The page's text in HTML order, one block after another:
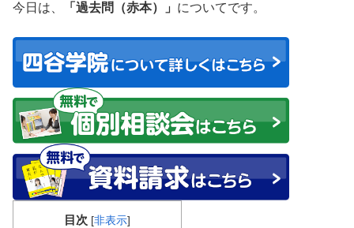
今日は、
「過去問（赤本）」 についてです。
目次 [非表示]